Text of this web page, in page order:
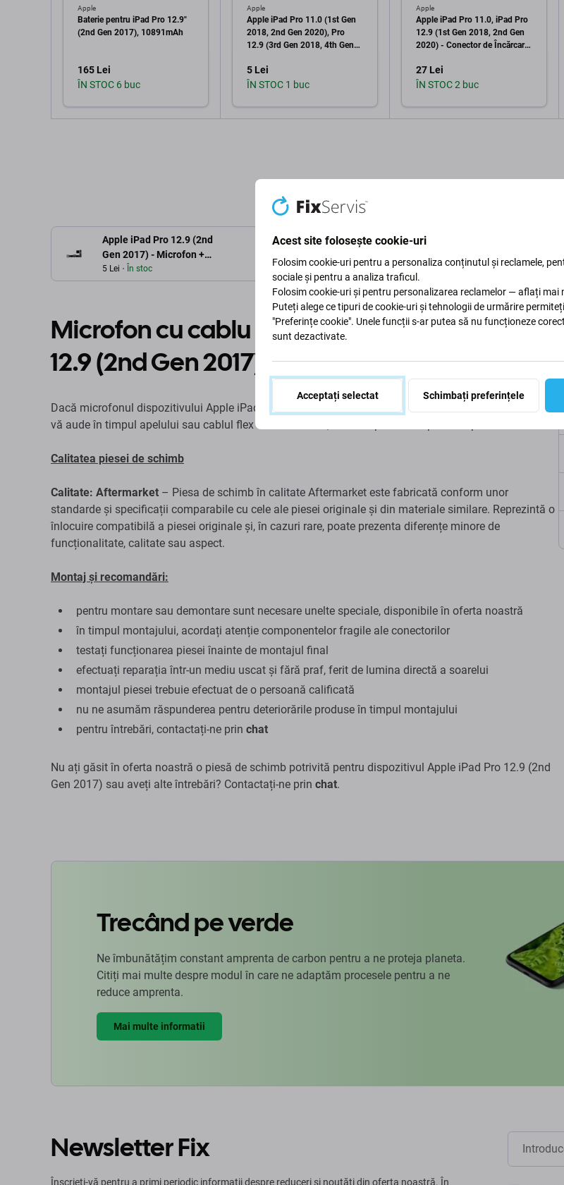
Apple
Baterie pentru iPad Pro 12.9"
(2nd Gen 2017), 10891mAh
165 Lei
ÎN STOC 6 buc
Apple
Apple iPad Pro 11.0 (1st Gen
2018, 2nd Gen 2020), Pro
12.9 (3rd Gen 2018, 4th Gen
5 Lei
ÎN STOC 1 buc
Apple
Apple iPad Pro 11.0, iPad Pro
12.9 (1st Gen 2018, 2nd Gen
2020) - Conector de Încărcare
27 Lei
ÎN STOC 2 buc
Apple iPad Pro 12.9 (2nd
Gen 2017) - Microfon +
Cablu flex
5 Lei În stoc
Microfon cu cablu flex pentru Apple iPad Pro
12.9 (2nd Gen 2017)
Dacă microfonul dispozitivului Apple iPad Pro 12.9 (2nd Gen 2017) nu funcționează, interlocutorul nu
vă aude în timpul apelului sau cablul flex este deteriorat, această piesă este potrivită pentru înlocuire.
Calitatea piesei de schimb
Calitate: Aftermarket – Piesa de schimb în calitate Aftermarket este fabricată conform unor
standarde și specificații comparabile cu cele ale piesei originale și din materiale similare. Reprezintă o
înlocuire compatibilă a piesei originale și, în cazuri rare, poate prezenta diferențe minore de
funcționalitate, calitate sau aspect.
Montaj și recomandări:
pentru montare sau demontare sunt necesare unelte speciale, disponibile în oferta noastră
în timpul montajului, acordați atenție componentelor fragile ale conectorilor
testați funcționarea piesei înainte de montajul final
efectuați reparația într-un mediu uscat și fără praf, ferit de lumina directă a soarelui
montajul piesei trebuie efectuat de o persoană calificată
nu ne asumăm răspunderea pentru deteriorările produse în timpul montajului
pentru întrebări, contactați-ne prin chat
Nu ați găsit în oferta noastră o piesă de schimb potrivită pentru dispozitivul Apple iPad Pro 12.9 (2nd
Gen 2017) sau aveți alte întrebări? Contactați-ne prin chat.
Trecând pe verde
Ne îmbunătățim constant amprenta de carbon pentru a ne proteja planeta.
Citiți mai multe despre modul în care ne adaptăm procesele pentru a ne
reduce amprenta.
Mai multe informatii
Newsletter Fix
Înscrieți-vă pentru a primi periodic informații despre reduceri și noutăți din oferta noastră. În
Acest site folosește cookie-uri
Folosim cookie-uri pentru a personaliza conținutul și reclamele,
sociale și pentru a analiza traficul.
Folosim cookie-uri și pentru personalizarea reclamelor — aflați mai
Puteți alege ce tipuri de cookie-uri și tehnologii de urmărire
"Preferințe cookie". Unele funcții s-ar putea să nu funcționeze
sunt dezactivate.
Acceptați selectat Schimbați preferințele